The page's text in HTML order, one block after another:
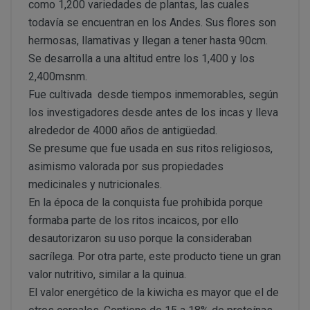
como 1,200 variedades de plantas, las cuales
todavía se encuentran en los Andes. Sus flores son
hermosas, llamativas y llegan a tener hasta 90cm.
Se desarrolla a una altitud entre los 1,400 y los
2,400msnm.
Fue cultivada desde tiempos inmemorables, según
los investigadores desde antes de los incas y lleva
alrededor de 4000 años de antigüedad.
Se presume que fue usada en sus ritos religiosos,
asimismo valorada por sus propiedades
medicinales y nutricionales.
En la época de la conquista fue prohibida porque
formaba parte de los ritos incaicos, por ello
desautorizaron su uso porque la consideraban
sacrílega. Por otra parte, este producto tiene un gran
valor nutritivo, similar a la quinua.
El valor energético de la kiwicha es mayor que el de
Difundir contenidos delictivos, violentos,
del terrorismo o, en general, contrarios a la ley o al
Introducir en la red virus informáticos o realizar
interrumpir o generar errores o daños en los
lógicos de PERUSTOCKS o de terceras personas;
al sitio web y a sus servicios mediante el consumo
los cuales PERUSTOCKS presta sus servicios.
info@perustocks.es
¿Con qué finalidad tratamos sus datos personales?
PERUSTOCKS se reserva el derecho de decidir, en
se ofrecen a los Clientes. De este modo,
nuevos productos y/o servicios a los ofertados
derecho a retirar o dejar de ofrecer, en cualquier
productos ofrecidos.
Todo ello sin perjuicio de que la adquisición de los
suscripción o registro del USUARIO, eligiendo este
cuales le identificarán y habilitarán personalmente
Una vez dentro de www.perustocks.es, y para
Usuario deberá seguir todas las instrucciones
lectura y aceptación de todas las condiciones
DISPONIBILIDAD Y SUSTITUCIONES
PRODUCTOS
conservar en frio y no se hubiera respetado la “cadena
formulario de
info@perustocks.es,